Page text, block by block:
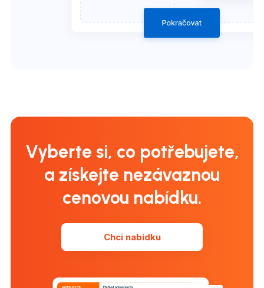
Vyberte si, co potřebujete,
a získejte nezávaznou
cenovou nabídku.
Chci nabídku